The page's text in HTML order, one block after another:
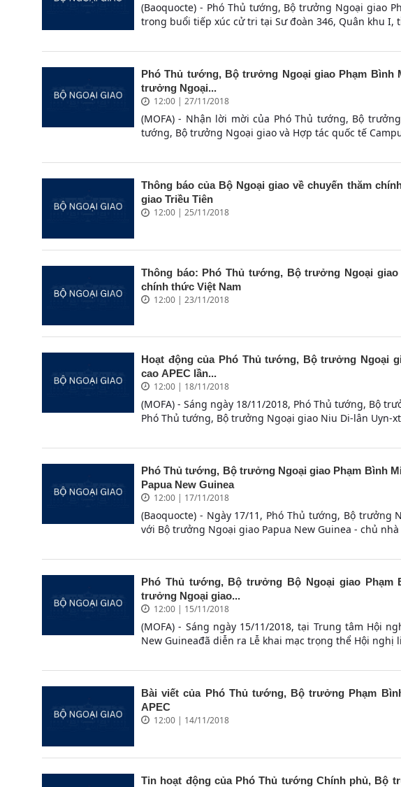
(Baoquocte) - Phó Thủ tướng, Bộ trưởng Ngoại giao
trong buổi tiếp xúc cử tri tại Sư đoàn 346, Quân khu I,
Phó Thủ tướng, Bộ trưởng Ngoại giao Phạm
trưởng Ngoại...
12:00 | 27/11/2018
(MOFA) - Nhận lời mời của Phó Thủ tướng, Bộ
tướng, Bộ trưởng Ngoại giao và Hợp tác quốc tế
Thông báo của Bộ Ngoại giao về chuyến thăm
giao Triều Tiên
12:00 | 25/11/2018
Thông báo: Phó Thủ tướng, Bộ trưởng Ngoại
chính thức Việt Nam
12:00 | 23/11/2018
Hoạt động của Phó Thủ tướng, Bộ trưởng Ngoại
cao APEC lần...
12:00 | 18/11/2018
(MOFA) - Sáng ngày 18/11/2018, Phó Thủ tướng, Bộ
Phó Thủ tướng, Bộ trưởng Ngoại giao Niu Di-lân Uyn-
Phó Thủ tướng, Bộ trưởng Ngoại giao Phạm Bình
Papua New Guinea
12:00 | 17/11/2018
(Baoquocte) - Ngày 17/11, Phó Thủ tướng, Bộ trưởng
với Bộ trưởng Ngoại giao Papua New Guinea - chủ nhà
Phó Thủ tướng, Bộ trưởng Bộ Ngoại giao
trưởng Ngoại giao...
12:00 | 15/11/2018
(MOFA) - Sáng ngày 15/11/2018, tại Trung tâm Hội
New Guineađã diễn ra Lễ khai mạc trọng thể Hội nghị
Bài viết của Phó Thủ tướng, Bộ trưởng Phạm
APEC
12:00 | 14/11/2018
Tin hoạt động của Phó Thủ tướng Chính phủ, Bộ